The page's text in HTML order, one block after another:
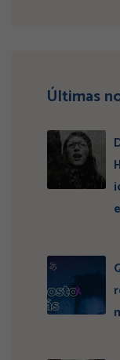
Últimas